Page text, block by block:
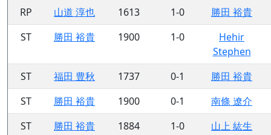
RP
山道 淳也 1613 1-0
勝田 裕貴
ST
勝田 裕貴 1900 1-0
Hehir
Stephen
ST
福田 豊秋 1737 0-1
勝田 裕貴
ST
勝田 裕貴 1900 0-1
南條 遼介
ST
勝田 裕貴 1884 1-0
山上 紘生